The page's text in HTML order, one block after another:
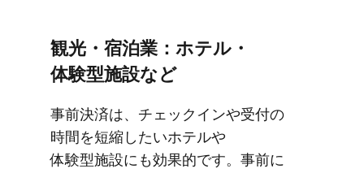
観光・宿泊業：ホテル・
体験型施設など
事前決済は、​チェックインや​受付の​
時間を​短縮したい​ホテルや​
体験型施設にも​効果的です。​事前に​